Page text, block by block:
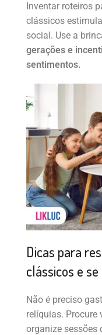
Inventar roteiros
clássicos
social. Use a
gerações e
sentimentos.
Dicas para
clássicos e
Não é preciso
relíquias. Procure
organize sessões